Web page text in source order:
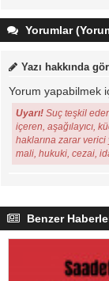
Yorumlar
Yazı hakkında
Yorum yapabilmek
Uyarı! Suç teşkil
içeren, aşağılayıcı,
haklarına zarar
mali, hukuki, cezai,
Benzer